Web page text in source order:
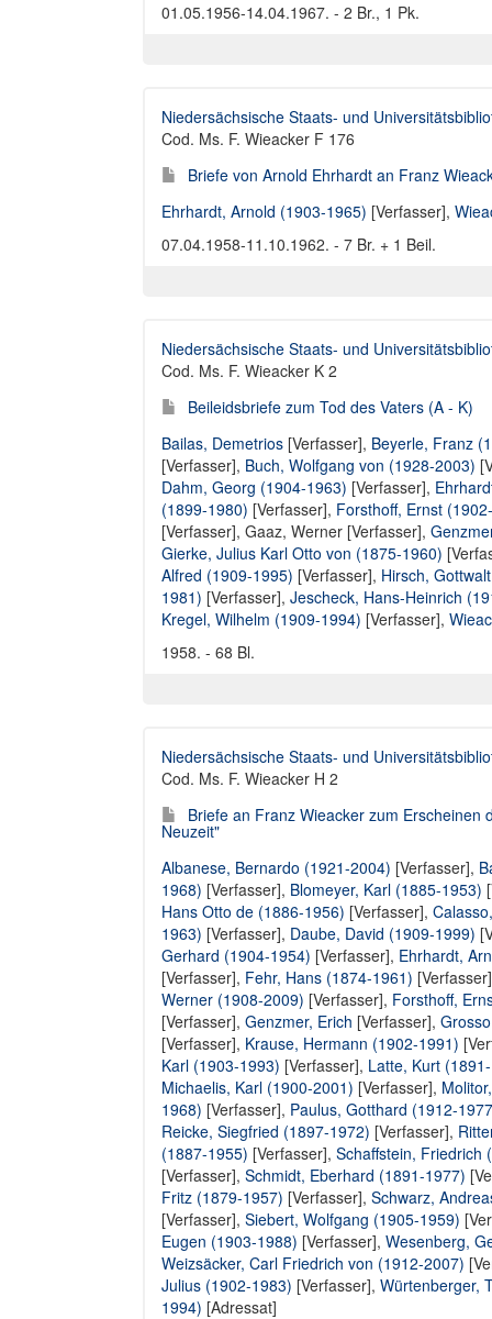
01.05.1956-14.04.1967. - 2 Br., 1 Pk.
Niedersächsische Staats- und
Cod. Ms. F. Wieacker F 176
Briefe von Arnold Ehrhardt an Franz
Ehrhardt, Arnold (1903-1965) [Verfasser],
07.04.1958-11.10.1962. - 7 Br. + 1 Beil.
Niedersächsische Staats- und
Cod. Ms. F. Wieacker K 2
Beileidsbriefe zum Tod des Vaters (A - K)
Bailas, Demetrios [Verfasser], Beyerle, Franz
[Verfasser], Buch, Wolfgang von (1928-2003)
Dahm, Georg (1904-1963) [Verfasser],
(1899-1980) [Verfasser], Forsthoff, Ernst
[Verfasser], Gaaz, Werner [Verfasser],
Gierke, Julius Karl Otto von (1875-1960)
Alfred (1909-1995) [Verfasser], Hirsch,
1981) [Verfasser], Jescheck, Hans-Heinrich
Kregel, Wilhelm (1909-1994) [Verfasser],
1958. - 68 Bl.
Niedersächsische Staats- und
Cod. Ms. F. Wieacker H 2
Briefe an Franz Wieacker zum
Neuzeit"
Albanese, Bernardo (1921-2004) [Verfasser],
1968) [Verfasser], Blomeyer, Karl (1885-1953)
Hans Otto de (1886-1956) [Verfasser],
1963) [Verfasser], Daube, David (1909-1999)
Gerhard (1904-1954) [Verfasser], Ehrhardt,
[Verfasser], Fehr, Hans (1874-1961)
Werner (1908-2009) [Verfasser], Forsthoff,
[Verfasser], Genzmer, Erich [Verfasser],
[Verfasser], Krause, Hermann (1902-1991)
Karl (1903-1993) [Verfasser], Latte, Kurt
Michaelis, Karl (1900-2001) [Verfasser],
1968) [Verfasser], Paulus, Gotthard (1912-
Reicke, Siegfried (1897-1972) [Verfasser],
(1887-1955) [Verfasser], Schaffstein, Friedrich
[Verfasser], Schmidt, Eberhard (1891-1977)
Fritz (1879-1957) [Verfasser], Schwarz,
[Verfasser], Siebert, Wolfgang (1905-1959)
Eugen (1903-1988) [Verfasser], Wesenberg,
Weizsäcker, Carl Friedrich von (1912-2007)
Julius (1902-1983) [Verfasser], Würtenberger,
1994) [Adressat]